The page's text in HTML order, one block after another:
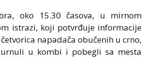
oko 15.30 časova, u mirnom
istrazi, koji potvrđuje informacije
napadača obučenih u crno,
u kombi i pobegli sa mesta